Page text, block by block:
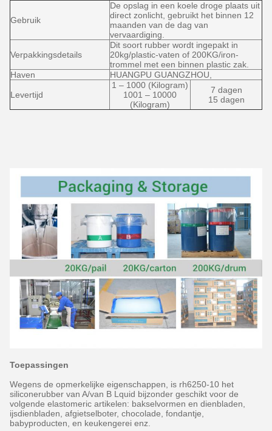
Gebruik
De opslag in een koele droge plaats uit
direct zonlicht, gebruikt het binnen 12
maanden van de dag van
vervaardiging.
Verpakkingsdetails
Dit soort rubber wordt ingepakt in
20kg/plastic-vaten of 200KG/iron-
trommel met een binnen plastic zak.
Haven
HUANGPU GUANGZHOU,
Levertijd
1 – 1000 (Kilogram)
1001 – 10000
(Kilogram)
7 dagen
15 dagen
Toepassingen
Wegens de opmerkelijke eigenschappen, is rh6250-10 het
siliconerubber van A/van B Lquid bijzonder geschikt voor de
volgende elastomeric artikelen: bakselvormen en dienbladen,
ijsdienbladen, afgietselboter, chocolade, fondantje,
babyproducten, en keukengerei enz.